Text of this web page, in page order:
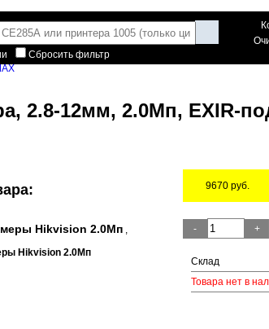
Сбросить фильтр
2.8-12мм, 2.0Мп, EXIR-
Hikvision 2.0Мп ,
Hikvision 2.0Мп
9670 руб.
-
+
Склад
Товара нет в